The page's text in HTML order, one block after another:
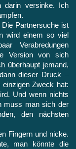
versinke. Ich
Partnersuche ist
wird einem so viel
Verabredungen
Version von sich
überhaupt jemand,
dieser Druck –
Zweck hat:
Und wenn nichts
muss man sich der
den nächsten
Fingern und nicke.
man könnte die